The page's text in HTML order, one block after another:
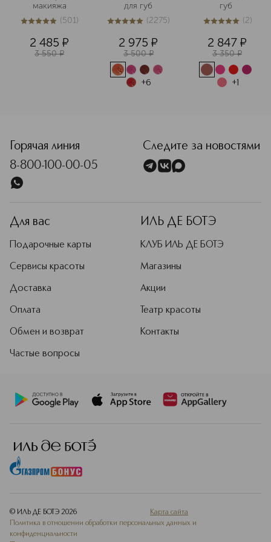
of Beauty Awords целых пять раз.
Подробнее
макияжа
5из 5501 (501)
2 485 ¤
3 550 ¤
для губ
5из 52275 (2275)
2 975 ¤
3 500 ¤
+6
5из 52 (2)
2 847 ¤
3 350 ¤
+1
Горячая линия
8-800-100-00-05
Следите за новостями
Для вас
Подарочные карты
Сервисы красоты
Доставка
Оплата
Обмен и возврат
Частые вопросы
ИЛЬ ДЕ БОТЭ
КЛУБ ИЛЬ ДЕ БОТЭ
Магазины
Акции
Театр красоты
Контакты
© ИЛЬ ДЕ БОТЭ 2026
Карта сайта
Политика в отношении обработки персональных данных и
конфиденциальности